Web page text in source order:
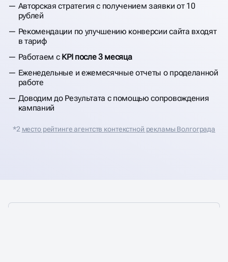
Авторская стратегия с получением заявки от 10
рублей
Рекомендации по улучшению конверсии сайта входят
в тариф
Работаем с KPI после 3 месяца
Еженедельные и ежемесячные отчеты о проделанной
работе
Доводим до Результата с помощью сопровождения
кампаний
*2 место рейтинге агентств контекстной рекламы Волгограда